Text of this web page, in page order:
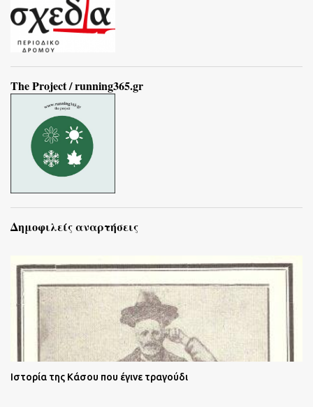
The Project / running365.gr
Δημοφιλείς αναρτήσεις
Ιστορία της Κάσου που έγινε τραγούδι